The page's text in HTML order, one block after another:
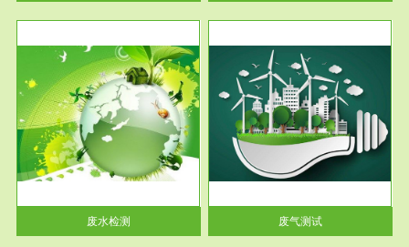
废水检测
服务范围
废气测试
检测范围工业废气检测包括有机
废气和无机废气。有机废气主要
包括...
废气测试